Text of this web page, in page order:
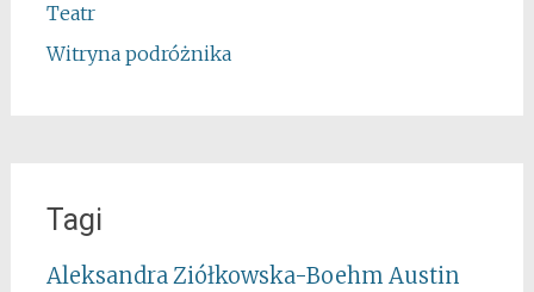
Teatr
Witryna podróżnika
Tagi
Aleksandra Ziółkowska-Boehm Austin